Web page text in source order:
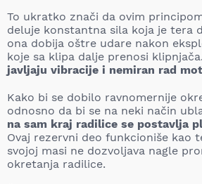
To ukratko znači da ovim
deluje konstantna sila koja je tera
ona dobija oštre udare nakon
koje sa klipa dalje prenosi
javljaju vibracije i nemiran rad
Kako bi se dobilo ravnomernije
odnosno da bi se na neki način
na sam kraj radilice se postavlja
Ovaj rezervni deo funkcioniše kao
svojoj masi ne dozvoljava nagle
okretanja radilice.